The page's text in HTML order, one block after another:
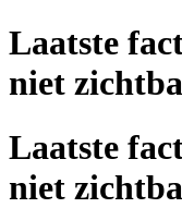
Laatste
niet
Laatste
niet